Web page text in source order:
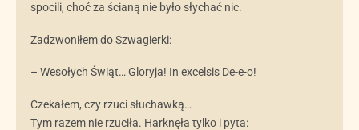
spocili, choć za ścianą nie było słychać nic.
Zadzwoniłem do Szwagierki:
– Wesołych Świąt… Gloryja! In excelsis De-e-o!
Czekałem, czy rzuci słuchawką…
Tym razem nie rzuciła. Harknęła tylko i pyta: